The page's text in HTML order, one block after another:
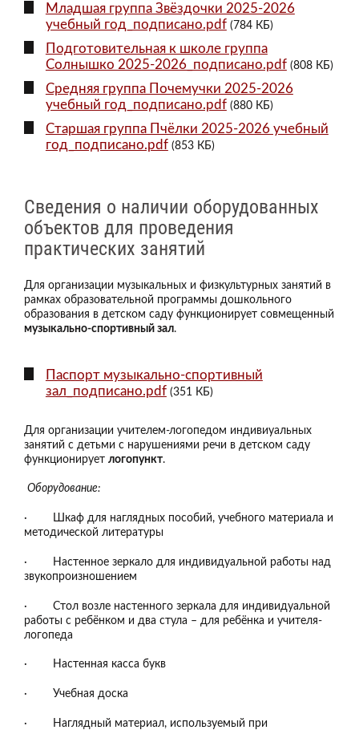
Младшая группа Звёздочки 2025-2026
учебный год_подписано.pdf (784 КБ)
Подготовительная к школе группа
Солнышко 2025-2026_подписано.pdf (808 КБ)
Средняя группа Почемучки 2025-2026
учебный год_подписано.pdf (880 КБ)
Старшая группа Пчёлки 2025-2026 учебный
год_подписано.pdf (853 КБ)
Сведения о наличии оборудованных
объектов для проведения
практических занятий
Для организации музыкальных и физкультурных занятий в
рамках образовательной программы дошкольного
образования в детском саду функционирует совмещенный
музыкально-спортивный зал.
Паспорт музыкально-спортивный
зал_подписано.pdf (351 КБ)
Для организации учителем-логопедом индивиуальных
занятий с детьми с нарушениями речи в детском саду
функционирует логопункт.
Оборудование:
· Шкаф для наглядных пособий, учебного материала и
методической литературы
· Настенное зеркало для индивидуальной работы над
звукопроизношением
· Стол возле настенного зеркала для индивидуальной
работы с ребёнком и два стула – для ребёнка и учителя-
логопеда
· Настенная касса букв
· Учебная доска
· Наглядный материал, используемый при